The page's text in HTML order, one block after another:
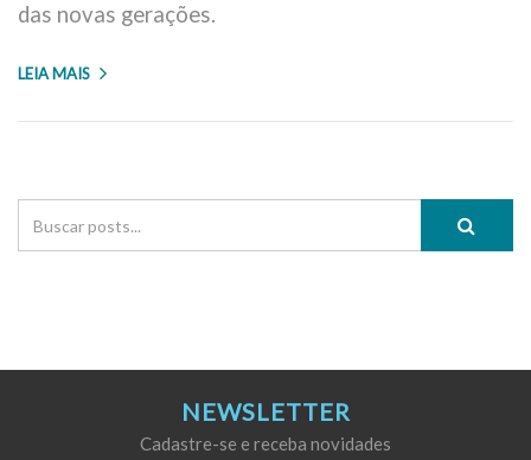
das novas gerações.
LEIA MAIS
NEWSLETTER
Cadastre-se e receba novidades